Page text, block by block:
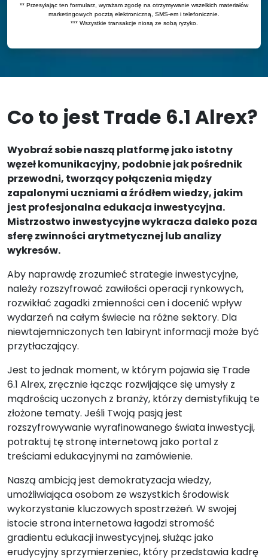
Co to jest Trade 6.1 Alrex?
Wyobraź sobie naszą platformę jako istotny
węzeł komunikacyjny, podobnie jak pośrednik
przewodni, tworzący połączenia między
zapalonymi uczniami a źródłem wiedzy, jakim
jest profesjonalna edukacja inwestycyjna.
Mistrzostwo inwestycyjne wykracza daleko poza
sferę zwinności arytmetycznej lub analizy
wykresów.
Aby naprawdę zrozumieć strategie inwestycyjne,
należy rozszyfrować zawiłości operacji rynkowych,
rozwikłać zagadki zmienności cen i docenić wpływ
wydarzeń na całym świecie na różne sektory. Dla
niewtajemniczonych ten labirynt informacji może być
przytłaczający.
Jest to jednak moment, w którym pojawia się Trade
6.1 Alrex, zręcznie łącząc rozwijające się umysły z
mądrością uczonych z branży, którzy demistyfikują te
złożone tematy. Jeśli Twoją pasją jest
rozszyfrowywanie wyrafinowanego świata inwestycji,
potraktuj tę stronę internetową jako portal z
treściami edukacyjnymi na zamówienie.
Naszą ambicją jest demokratyzacja wiedzy,
umożliwiająca osobom ze wszystkich środowisk
wykorzystanie kluczowych spostrzeżeń. W swojej
istocie strona internetowa łagodzi stromość
gradientu edukacji inwestycyjnej, służąc jako
erudycyjny sprzymierzeniec, który przedstawia kadrę